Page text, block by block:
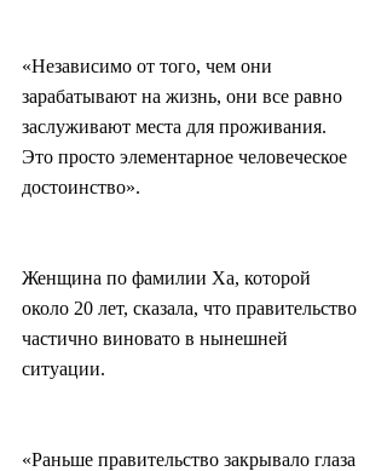
«Независимо от того, чем они
зарабатывают на жизнь, они все равно
заслуживают места для проживания.
Это просто элементарное человеческое
достоинство».
Женщина по фамилии Ха, которой
около 20 лет, сказала, что правительство
частично виновато в нынешней
ситуации.
«Раньше правительство закрывало глаза